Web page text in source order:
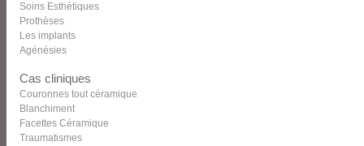
Soins Esthétiques
Prothèses
Les implants
Agénésies
Cas cliniques
Couronnes tout céramique
Blanchiment
Facettes Céramique
Traumatismes